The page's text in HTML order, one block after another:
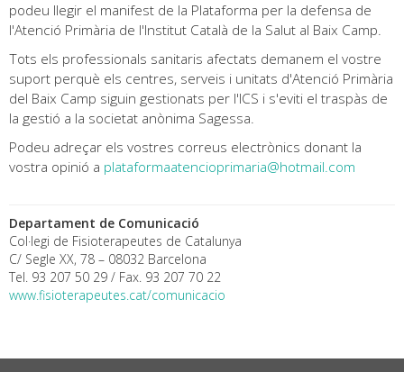
podeu llegir el manifest de la Plataforma per la defensa de
l'Atenció Primària de l'Institut Català de la Salut al Baix Camp.
Tots els professionals sanitaris afectats demanem el vostre
suport perquè els centres, serveis i unitats d'Atenció Primària
del Baix Camp siguin gestionats per l'ICS i s'eviti el traspàs de
la gestió a la societat anònima Sagessa.
Podeu adreçar els vostres correus electrònics donant la
vostra opinió a plataformaatencioprimaria@hotmail.com
Departament de Comunicació
Col·legi de Fisioterapeutes de Catalunya
C/ Segle XX, 78 – 08032 Barcelona
Tel. 93 207 50 29 / Fax. 93 207 70 22
www.fisioterapeutes.cat/comunicacio